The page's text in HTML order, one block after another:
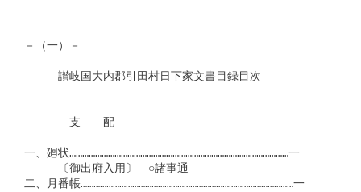
－（一）－
讃岐国大内郡引田村日下家文書目録目次
支　　配
一、廻状…………………………………………………………………………………………一
〔御出府入用〕　○諸事通
二、月番帳………………………………………………………………………………………一